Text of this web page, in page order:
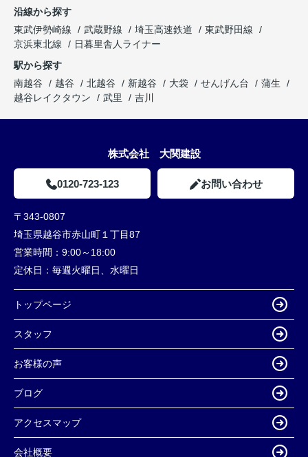
沿線から探す
東武伊勢崎線
武蔵野線 埼玉高速鉄道
東武野田線
京浜東北線
日暮里舎人ライナー
駅から探す
南越谷
越谷 北越谷 新越谷 大袋 せんげん台
蒲生
越谷レイクタウン
武里 吉川
株式会社 大関建設
0120-723-123 お問い合わせ
〒343-0807
埼玉県越谷市赤山町１丁目87
営業時間： 9:00～18:00
定休日： 毎週火曜日、水曜日
トップページ
スタッフ
お客様の声
ブログ
アクセスマップ
会社概要